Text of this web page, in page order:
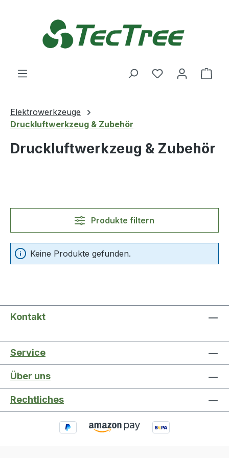
Du hast 0
Elektrowerkzeuge
Druckluftwerkzeug & Zubehör
Druckluftwerkzeug & Zubehör
Produkte filtern
Keine Produkte gefunden.
Kontakt
Service
Über uns
Rechtliches